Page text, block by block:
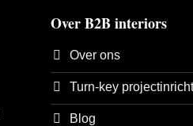
Over B2B interiors
Over ons
Turn-key
Blog